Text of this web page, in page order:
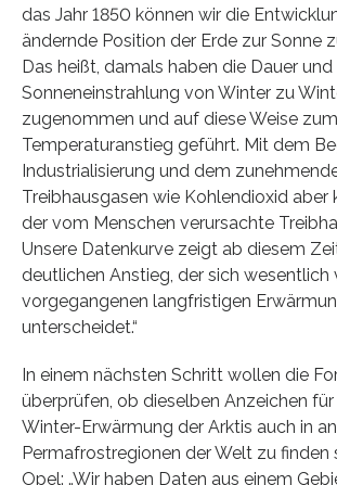
das Jahr 1850 können wir die
ändernde Position der Erde zur Sonne
Das heißt, damals haben die Dauer
Sonneneinstrahlung von Winter zu
zugenommen und auf diese Weise zum
Temperaturanstieg geführt. Mit dem
Industrialisierung und dem
Treibhausgasen wie Kohlendioxid aber
der vom Menschen verursachte
Unsere Datenkurve zeigt ab diesem
deutlichen Anstieg, der sich wesentlich
vorgegangenen langfristigen
unterscheidet.“
In einem nächsten Schritt wollen die
überprüfen, ob dieselben Anzeichen
Winter-Erwärmung der Arktis auch in
Permafrostregionen der Welt zu finden
Opel: „Wir haben Daten aus einem